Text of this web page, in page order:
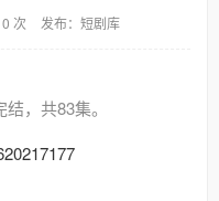
次 发布：短剧库
，共83集。